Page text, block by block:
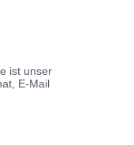
ist unser
E-Mail